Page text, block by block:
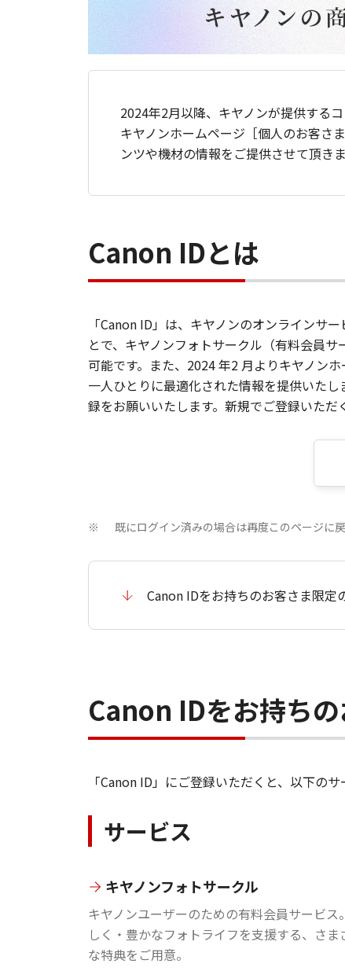
2024年2月以降、キヤノンが提供する
キヤノンホームページ［個人のお客さ
ンツや機材の情報をご提供させて頂きま
Canon IDとは
「Canon ID」は、キヤノンのオンラインサ
とで、キヤノンフォトサークル（有料会員
可能です。また、2024 年2 月よりキヤノン
一人ひとりに最適化された情報を提供いた
録をお願いいたします。新規でご登録いただ
※ 既にログイン済みの場合は再度このページに戻
Canon IDをお持ちのお客さま限定
Canon IDをお持ち
「Canon ID」にご登録いただくと、以下の
サービス
キヤノンフォトサークル
キヤノンユーザーのための有料会員サービス
しく・豊かなフォトライフを支援する、さま
な特典をご用意。